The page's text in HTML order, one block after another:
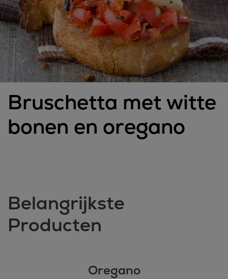
Bruschetta met witte
bonen en oregano
Belangrijkste
Producten
Oregano